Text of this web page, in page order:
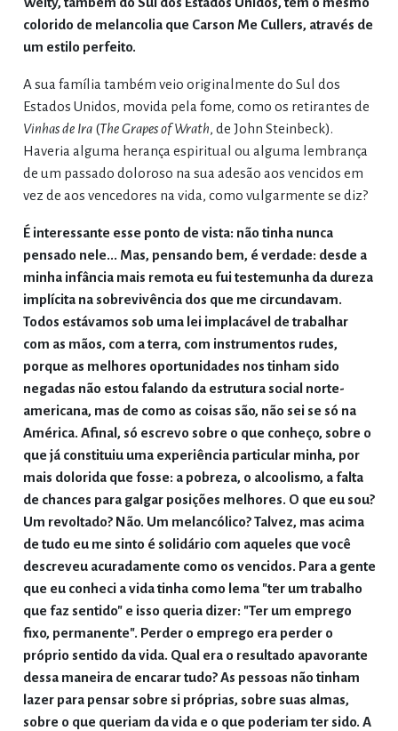
colorido de melancolia que Carson Me Cullers, através de
um estilo perfeito.
A sua família também veio originalmente do Sul dos
Estados Unidos, movida pela fome, como os retirantes de
Vinhas de Ira(The Grapes of Wrath, de John Steinbeck).
Haveria alguma herança espiritual ou alguma lembrança
de um passado doloroso na sua adesão aos vencidos em
vez de aos vencedores na vida, como vulgarmente se diz?
É interessante esse ponto de vista: não tinha nunca
pensado nele... Mas, pensando bem, é verdade: desde a
minha infância mais remota eu fui testemunha da dureza
implícita na sobrevivência dos que me circundavam.
Todos estávamos sob uma lei implacável de trabalhar
com as mãos, com a terra, com instrumentos rudes,
porque as melhores oportunidades nos tinham sido
negadas não estou falando da estrutura social norte-
americana, mas de como as coisas são, não sei se só na
América. Afinal, só escrevo sobre o que conheço, sobre o
que já constituiu uma experiência particular minha, por
mais dolorida que fosse: a pobreza, o alcoolismo, a falta
de chances para galgar posições melhores. O que eu sou?
Um revoltado? Não. Um melancólico? Talvez, mas acima
de tudo eu me sinto é solidário com aqueles que você
descreveu acuradamente como os vencidos. Para a gente
que eu conheci a vida tinha como lema "ter um trabalho
que faz sentido" e isso queria dizer: "Ter um emprego
fixo, permanente". Perder o emprego era perder o
próprio sentido da vida. Qual era o resultado apavorante
dessa maneira de encarar tudo? As pessoas não tinham
lazer para pensar sobre si próprias, sobre suas almas,
sobre o que queriam da vida e o que poderiam ter sido. A